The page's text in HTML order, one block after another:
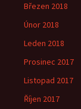
Březen 2018
Únor 2018
Leden 2018
Prosinec 2017
Listopad 2017
Říjen 2017